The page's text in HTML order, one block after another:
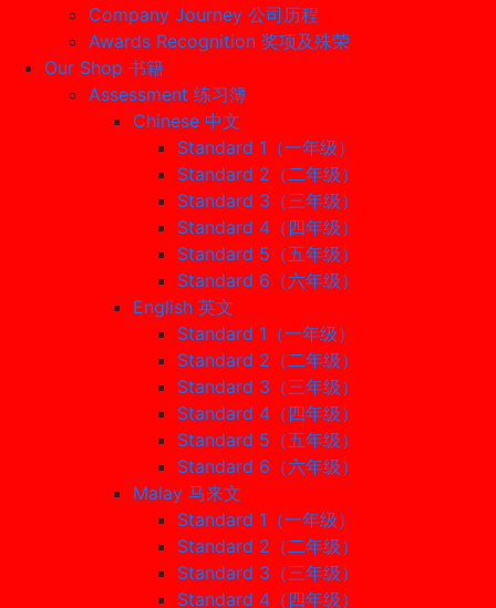
Company Journey 公司历程
Awards Recognition 奖项及殊荣
Our Shop 书籍
Assessment 练习簿
Chinese 中文
Standard 1（一年级）
Standard 2（二年级）
Standard 3（三年级）
Standard 4（四年级）
Standard 5（五年级）
Standard 6（六年级）
English 英文
Standard 1（一年级）
Standard 2（二年级）
Standard 3（三年级）
Standard 4（四年级）
Standard 5（五年级）
Standard 6（六年级）
Malay 马来文
Standard 1（一年级）
Standard 2（二年级）
Standard 3（三年级）
Standard 4（四年级）